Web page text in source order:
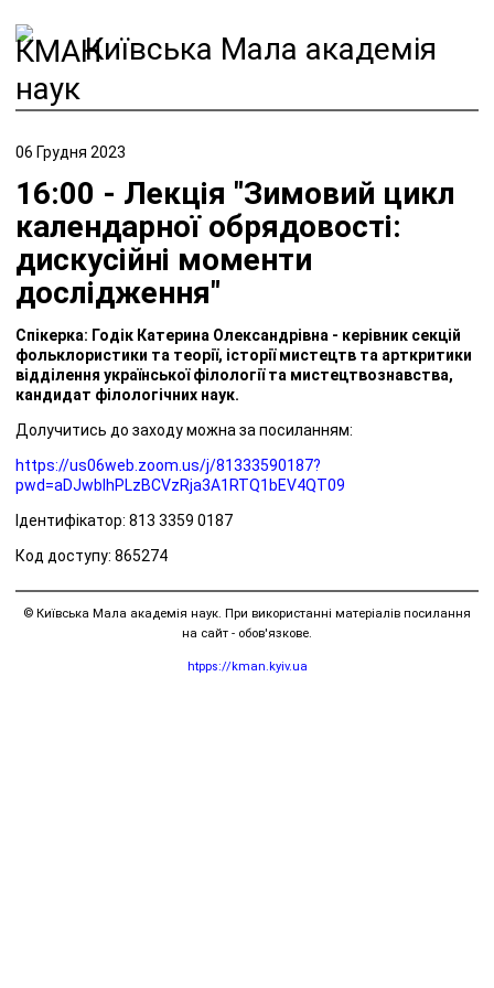
Київська Мала академія
наук
06 Грудня 2023
16:00 - Лекція "Зимовий цикл
календарної обрядовості:
дискусійні моменти
дослідження"
Спікерка: Годік Катерина Олександрівна - керівник секцій
фольклористики та теорії, історії мистецтв та арткритики
відділення української філології та мистецтвознавства,
кандидат філологічних наук.
Долучитись до заходу можна за посиланням:
https://us06web.zoom.us/j/81333590187?
pwd=aDJwblhPLzBCVzRja3A1RTQ1bEV4QT09
Ідентифікатор: 813 3359 0187
Код доступу: 865274
© Київська Мала академія наук. При використанні матеріалів посилання
на сайт - обов'язкове.
htpps://kman.kyiv.ua